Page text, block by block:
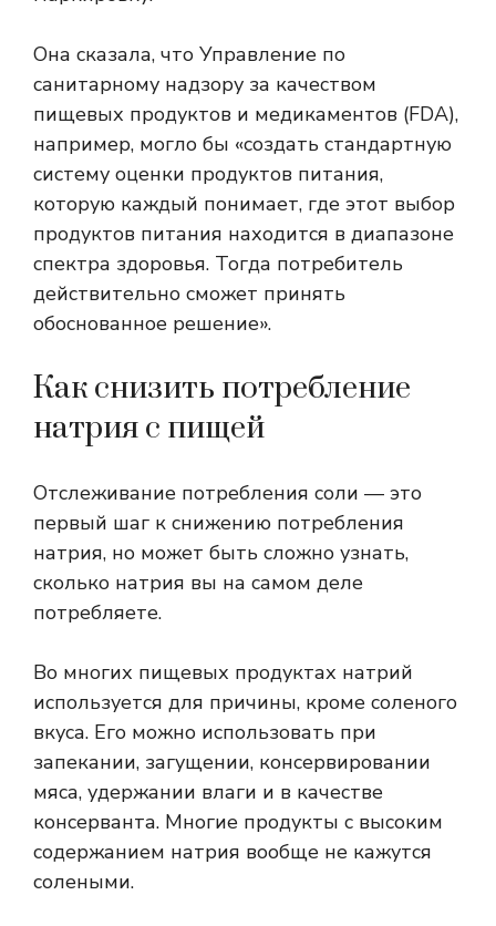
Она сказала, что Управление по
санитарному надзору за качеством
пищевых продуктов и медикаментов (FDA),
например, могло бы «создать стандартную
систему оценки продуктов питания,
которую каждый понимает, где этот выбор
продуктов питания находится в диапазоне
спектра здоровья. Тогда потребитель
действительно сможет принять
обоснованное решение».
Как снизить потребление
натрия с пищей
Отслеживание потребления соли — это
первый шаг к снижению потребления
натрия, но может быть сложно узнать,
сколько натрия вы на самом деле
потребляете.
Во многих пищевых продуктах натрий
используется для причины, кроме соленого
вкуса. Его можно использовать при
запекании, загущении, консервировании
мяса, удержании влаги и в качестве
консерванта. Многие продукты с высоким
содержанием натрия вообще не кажутся
солеными.